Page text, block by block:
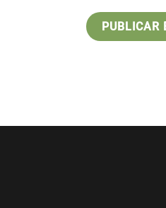
PUBLICAR